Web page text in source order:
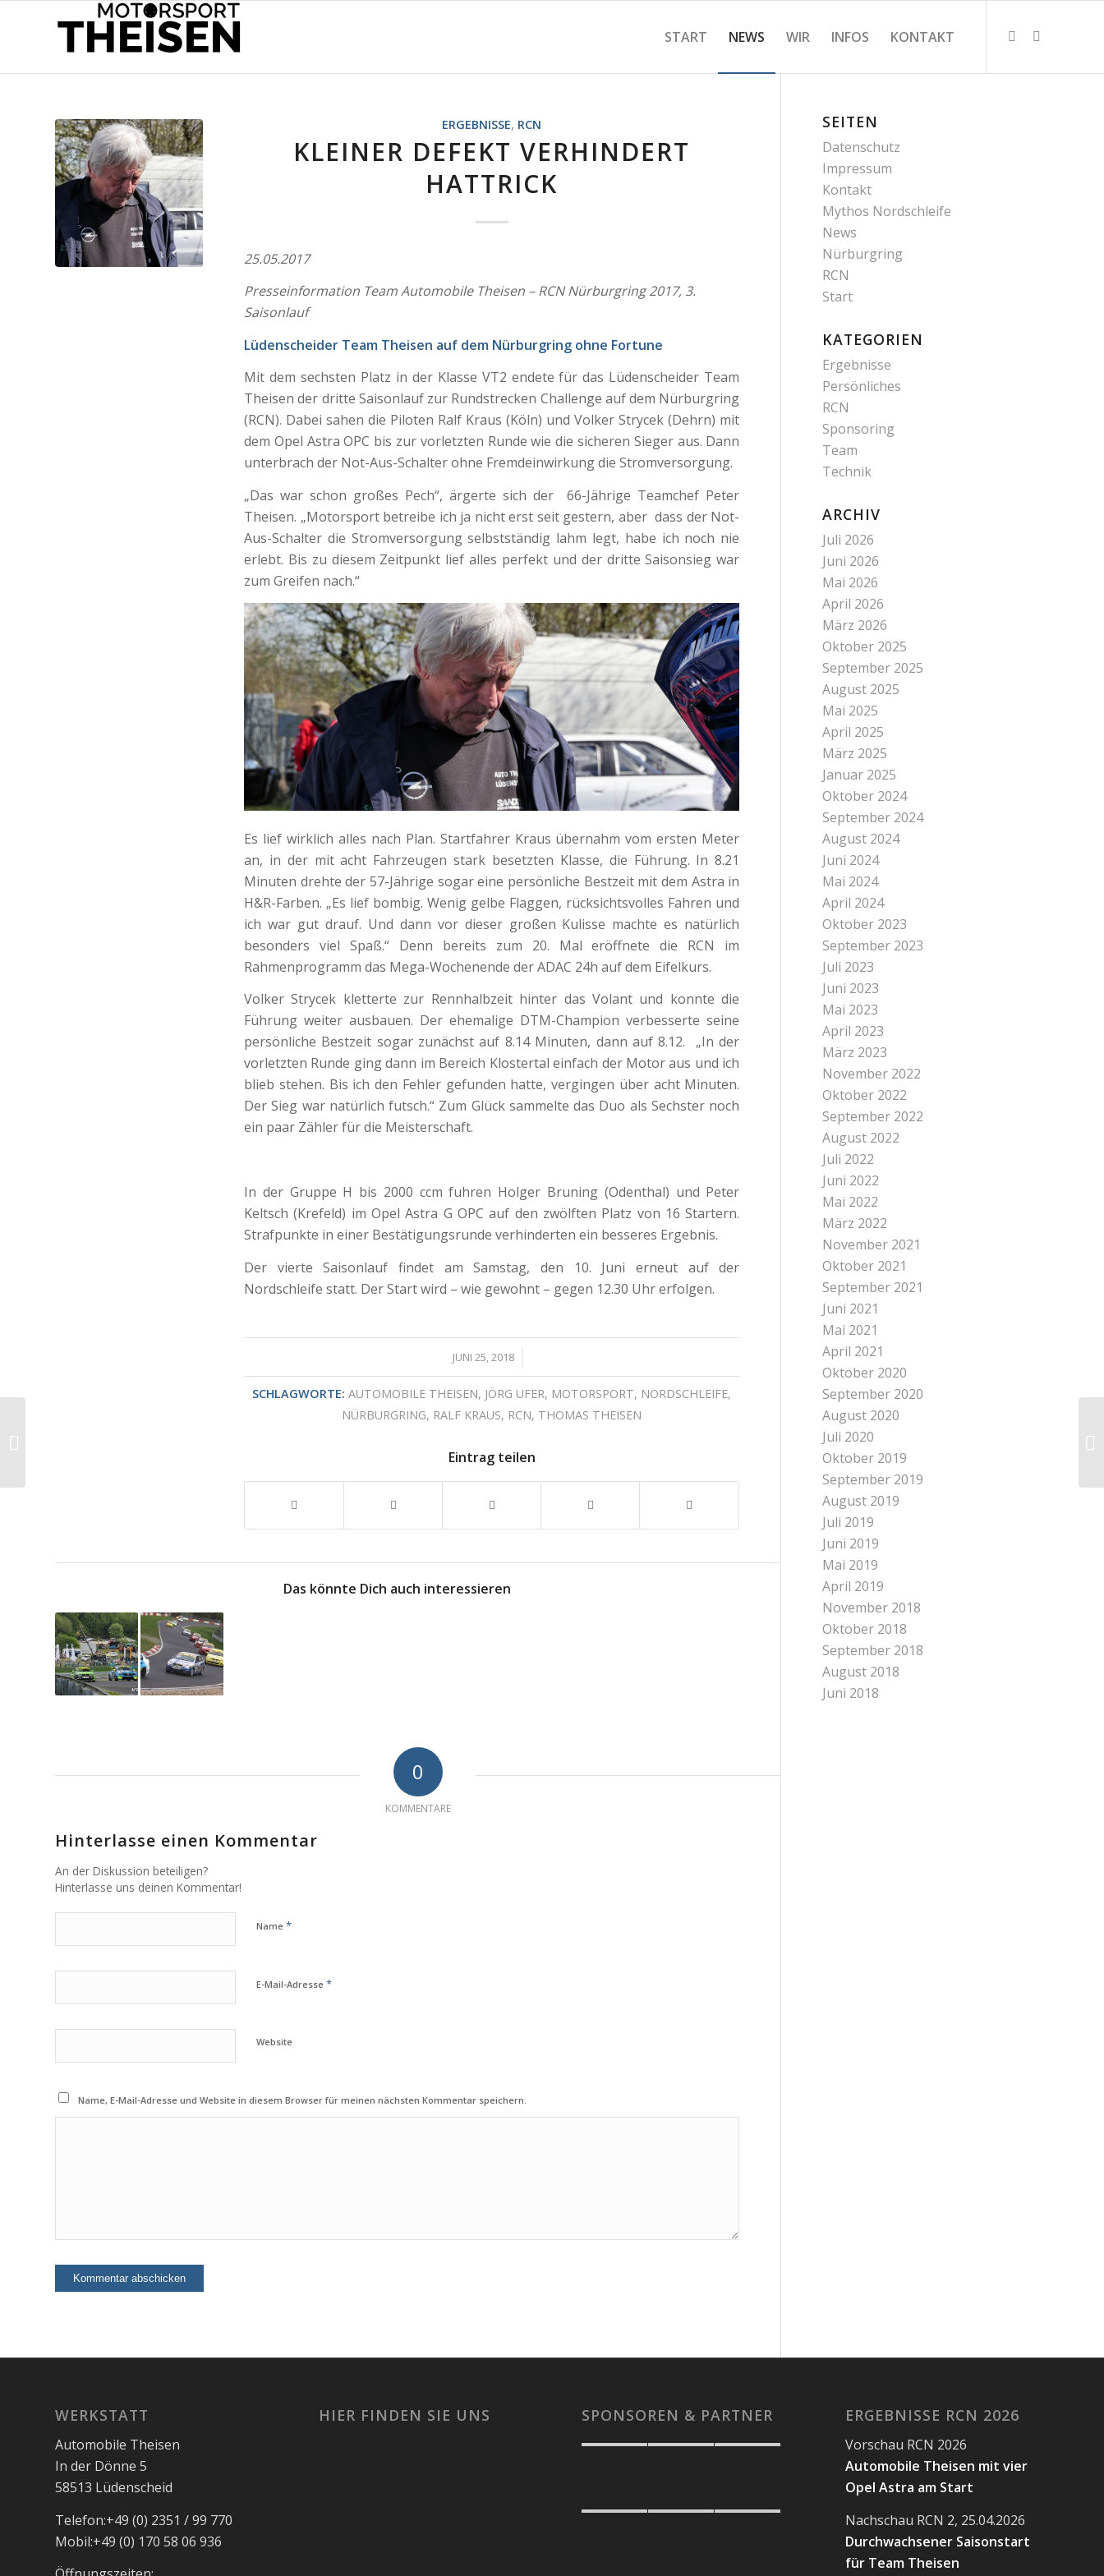
START NEWS WIR INFOS KONTAKT
ERGEBNISSE, RCN
KLEINER DEFEKT VERHINDERT
HATTRICK
25.05.2017
Presseinformation Team Automobile Theisen – RCN Nürburgring 2017, 3.
Saisonlauf
Lüdenscheider Team Theisen auf dem Nürburgring ohne Fortune
Mit dem sechsten Platz in der Klasse VT2 endete für das Lüdenscheider Team
Theisen der dritte Saisonlauf zur Rundstrecken Challenge auf dem Nürburgring
(RCN). Dabei sahen die Piloten Ralf Kraus (Köln) und Volker Strycek (Dehrn) mit
dem Opel Astra OPC bis zur vorletzten Runde wie die sicheren Sieger aus. Dann
unterbrach der Not-Aus-Schalter ohne Fremdeinwirkung die Stromversorgung.
„Das war schon großes Pech“, ärgerte sich der 66-Jährige Teamchef Peter
Theisen. „Motorsport betreibe ich ja nicht erst seit gestern, aber dass der Not-
Aus-Schalter die Stromversorgung selbstständig lahm legt, habe ich noch nie
erlebt. Bis zu diesem Zeitpunkt lief alles perfekt und der dritte Saisonsieg war
zum Greifen nach.“
Es lief wirklich alles nach Plan. Startfahrer Kraus übernahm vom ersten Meter
an, in der mit acht Fahrzeugen stark besetzten Klasse, die Führung. In 8.21
Minuten drehte der 57-Jährige sogar eine persönliche Bestzeit mit dem Astra in
H&R-Farben. „Es lief bombig. Wenig gelbe Flaggen, rücksichtsvolles Fahren und
ich war gut drauf. Und dann vor dieser großen Kulisse machte es natürlich
besonders viel Spaß.“ Denn bereits zum 20. Mal eröffnete die RCN im
Rahmenprogramm das Mega-Wochenende der ADAC 24h auf dem Eifelkurs.
Volker Strycek kletterte zur Rennhalbzeit hinter das Volant und konnte die
Führung weiter ausbauen. Der ehemalige DTM-Champion verbesserte seine
persönliche Bestzeit sogar zunächst auf 8.14 Minuten, dann auf 8.12. „In der
vorletzten Runde ging dann im Bereich Klostertal einfach der Motor aus und ich
blieb stehen. Bis ich den Fehler gefunden hatte, vergingen über acht Minuten.
Der Sieg war natürlich futsch.“ Zum Glück sammelte das Duo als Sechster noch
ein paar Zähler für die Meisterschaft.
In der Gruppe H bis 2000 ccm fuhren Holger Bruning (Odenthal) und Peter
Keltsch (Krefeld) im Opel Astra G OPC auf den zwölften Platz von 16 Startern.
Strafpunkte in einer Bestätigungsrunde verhinderten ein besseres Ergebnis.
Der vierte Saisonlauf findet am Samstag, den 10. Juni erneut auf der
Nordschleife statt. Der Start wird – wie gewohnt – gegen 12.30 Uhr erfolgen.
JUNI 25, 2018
/
SCHLAGWORTE: AUTOMOBILE THEISEN, JÖRG UFER, MOTORSPORT, NORDSCHLEIFE,
NÜRBURGRING, RALF KRAUS, RCN, THOMAS THEISEN
Eintrag teilen
Das könnte Dich auch interessieren
0
KOMMENTARE
Hinterlasse einen Kommentar
An der Diskussion beteiligen?
Hinterlasse uns deinen Kommentar!
Name *
E-Mail-Adresse *
Website
Name, E-Mail-Adresse und Website in diesem Browser für meinen nächsten Kommentar speichern.
SEITEN
Datenschutz
Impressum
Kontakt
Mythos Nordschleife
News
Nürburgring
RCN
Start
KATEGORIEN
Ergebnisse
Persönliches
RCN
Sponsoring
Team
Technik
ARCHIV
Juli 2026
Juni 2026
Mai 2026
April 2026
März 2026
Oktober 2025
September 2025
August 2025
Mai 2025
April 2025
März 2025
Januar 2025
Oktober 2024
September 2024
August 2024
Juni 2024
Mai 2024
April 2024
Oktober 2023
September 2023
Juli 2023
Juni 2023
Mai 2023
April 2023
März 2023
November 2022
Oktober 2022
September 2022
August 2022
Juli 2022
Juni 2022
Mai 2022
März 2022
November 2021
Oktober 2021
September 2021
Juni 2021
Mai 2021
April 2021
Oktober 2020
September 2020
August 2020
Juli 2020
Oktober 2019
September 2019
August 2019
Juli 2019
Juni 2019
Mai 2019
April 2019
November 2018
Oktober 2018
September 2018
August 2018
Juni 2018
WERKSTATT
Automobile Theisen
In der Dönne 5
58513 Lüdenscheid
Telefon:+49 (0) 2351 / 99 770
Mobil:+49 (0) 170 58 06 936
HIER FINDEN SIE UNS SPONSOREN & PARTNER ERGEBNISSE RCN 2026
Vorschau RCN 2026
Automobile Theisen mit vier
Opel Astra am Start
Nachschau RCN 2, 25.04.2026
Durchwachsener Saisonstart
für Team Theisen